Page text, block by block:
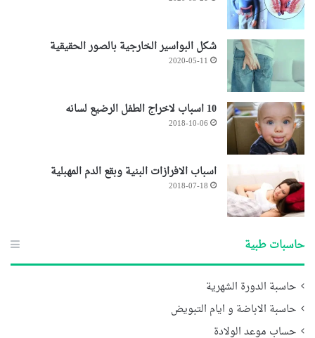
شكل البواسير الخارجية بالصور الحقيقية
2020-05-11
10 اسباب لاخراج الطفل الرضيع لسانه
2018-10-06
اسباب الافرازات البنية وبقع الدم المهبلية
2018-07-18
حاسبات طبية
حاسبة الدورة الشهرية
حاسبة الاباضة و ايام التبويض
حساب موعد الولادة